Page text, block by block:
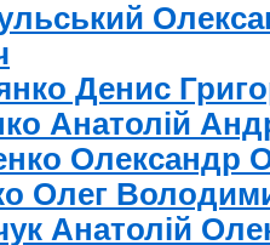
Денис
Анатолій
Олександр
Олег
Анатолій